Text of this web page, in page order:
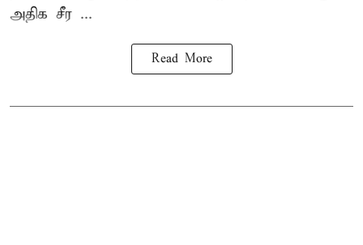
அதிக சீர ...
Read More